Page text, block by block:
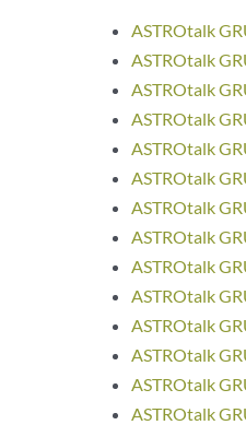
ASTROtalk
ASTROtalk
ASTROtalk
ASTROtalk
ASTROtalk
ASTROtalk
ASTROtalk
ASTROtalk
ASTROtalk
ASTROtalk
ASTROtalk
ASTROtalk
ASTROtalk
ASTROtalk